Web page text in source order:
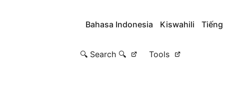
Bahasa Indonesia Kiswahili Tiếng
🔍 Search 🔍 Tools